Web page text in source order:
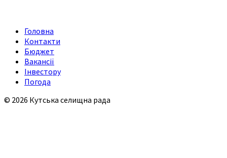
Головна
Контакти
Бюджет
Вакансії
Інвестору
Погода
© 2026 Кутська селищна рада